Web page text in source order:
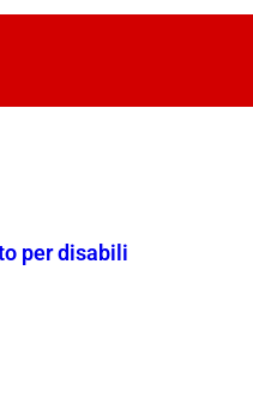
per disabili